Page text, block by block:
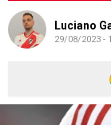
Luciano
29/08/2023 -